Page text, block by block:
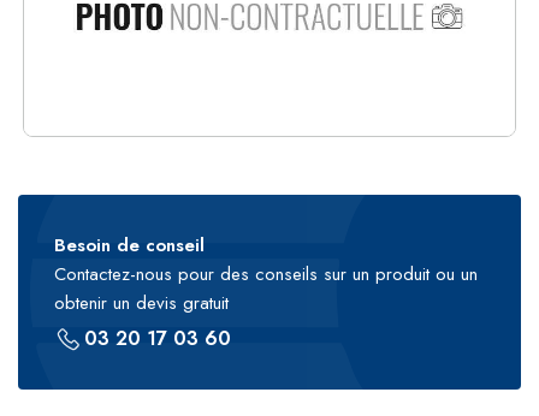
Besoin de conseil
Contactez-nous pour des conseils sur un produit ou un
obtenir un devis gratuit
03 20 17 03 60